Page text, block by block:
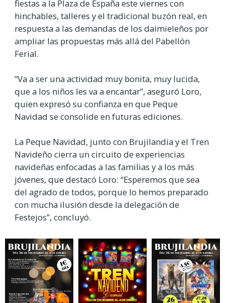
fiestas a la Plaza de España este viernes con
hinchables, talleres y el tradicional buzón real, en
respuesta a las demandas de los daimieleños por
ampliar las propuestas más allá del Pabellón
Ferial.
“Va a ser una actividad muy bonita, muy lucida,
que a los niños les va a encantar”, aseguró Loro,
quien expresó su confianza en que Peque
Navidad se consolide en futuras ediciones.
La Peque Navidad, junto con Brujilandia y el Tren
Navideño cierra un circuito de experiencias
navideñas enfocadas a las familias y a los más
jóvenes, que destacó Loro: “Esperemos que sea
del agrado de todos, porque lo hemos preparado
con mucha ilusión desde la delegación de
Festejos”, concluyó.